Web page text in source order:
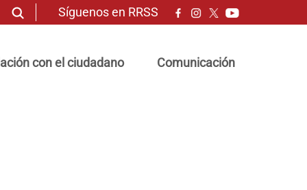
Síguenos en RRSS
con el ciudadano Comunicación